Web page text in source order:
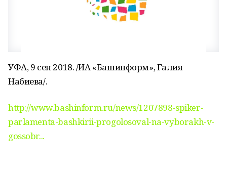
УФА, 9 сен 2018. /ИА «Башинформ», Галия
Набиева/.
http://www.bashinform.ru/news/1207898-spiker-
parlamenta-bashkirii-progolosoval-na-vyborakh-v-
gossobr...